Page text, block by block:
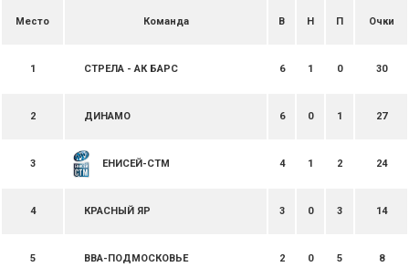
Место Команда В Н П Очки
1 СТРЕЛА - АК БАРС 6 1 0 30
2 ДИНАМО 6 0 1 27
3 ЕНИСЕЙ-СТМ 4 1 2 24
4 КРАСНЫЙ ЯР 3 0 3 14
5 ВВА-ПОДМОСКОВЬЕ 2 0 5 8